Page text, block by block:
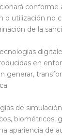
o utilización no
de la
en
de
biométricos,
apariencia de